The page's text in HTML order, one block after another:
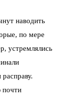
наводить
по мере
устремлялись
почти